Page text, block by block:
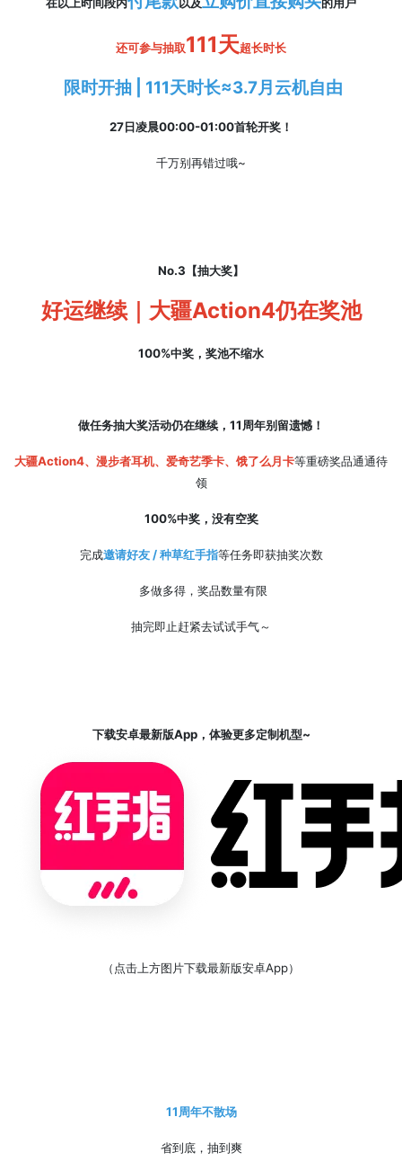
还可参与抽取111天超长时长
限时开抽 | 111天时长≈3.7月云机自由
27日凌晨00:00-01:00首轮开奖！
千万别再错过哦~
No.3【抽大奖】
好运继续｜大疆Action4仍在奖池
100%中奖，奖池不缩水
做任务抽大奖活动仍在继续，11周年别留遗憾！
大疆Action4、漫步者耳机、爱奇艺季卡、饿了么月卡等重磅奖品通通待
领
100%中奖，没有空奖
完成邀请好友 / 种草红手指等任务即获抽奖次数
多做多得，奖品数量有限
抽完即止赶紧去试试手气～
下载安卓最新版App，体验更多定制机型~
（点击上方图片下载最新版安卓App）
11周年不散场
省到底，抽到爽